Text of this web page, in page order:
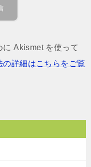
に Akismet を使って
の詳細はこちらをご覧